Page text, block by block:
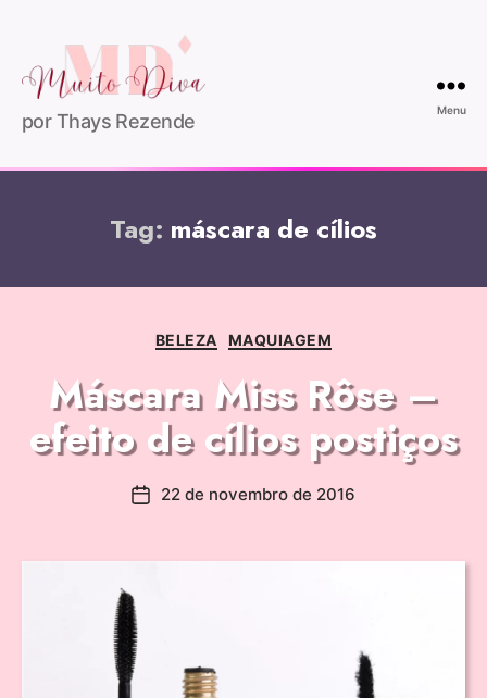
por Thays Rezende
Menu
Tag: máscara de cílios
BELEZA MAQUIAGEM
Máscara Miss Rôse –
efeito de cílios postiços
22 de novembro de 2016